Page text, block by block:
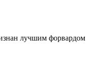
лучшим форвардом